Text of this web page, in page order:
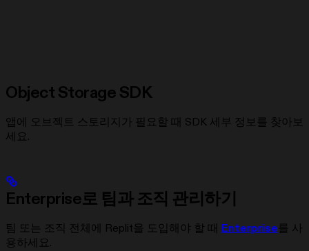
Object Storage SDK
앱에 오브젝트 스토리지가 필요할 때 SDK 세부 정보를 찾아보
세요.
Enterprise로 팀과 조직 관리하기
팀 또는 조직 전체에 Replit을 도입해야 할 때 Enterprise 를 사
용하세요.